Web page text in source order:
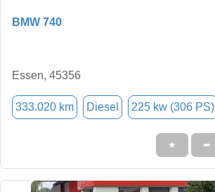
BMW 740
Essen, 45356
333.020 km Diesel 225 kw (306 PS)
★ ➦